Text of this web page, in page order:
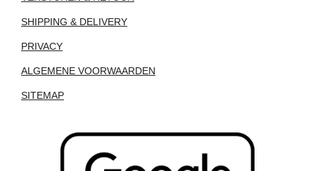
SHIPPING & DELIVERY
PRIVACY
ALGEMENE VOORWAARDEN
SITEMAP